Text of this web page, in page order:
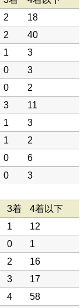
2
18
2
40
1
3
0
3
0
2
3
11
1
3
1
2
0
6
0
3
3着
4着以下
1
12
0
1
2
16
3
17
4
58